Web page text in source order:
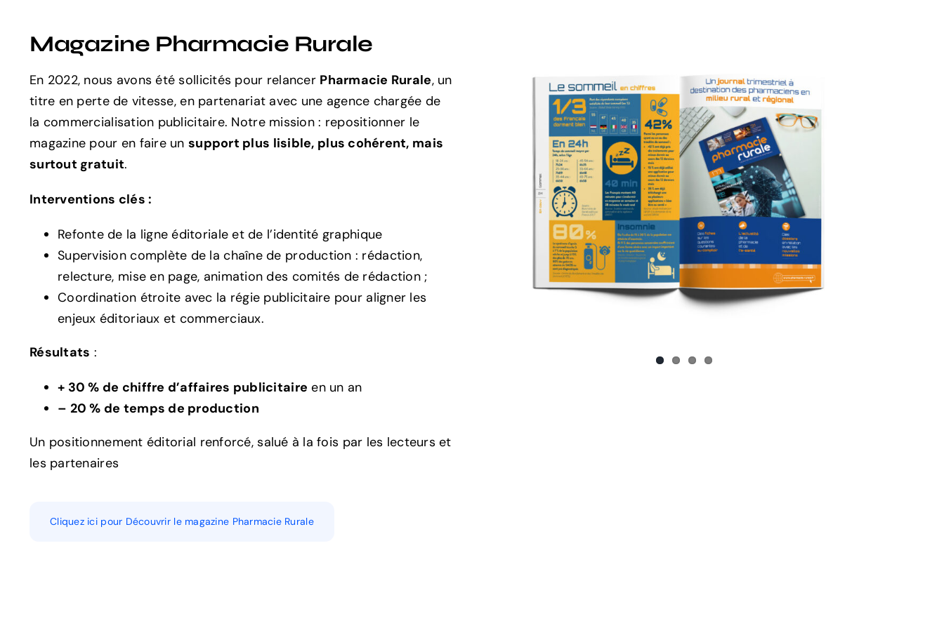
Magazine Pharmacie Rurale
En 2022, nous avons été sollicités pour relancer Pharmacie Rurale, un
titre en perte de vitesse, en partenariat avec une agence chargée de
la commercialisation publicitaire. Notre mission : repositionner le
magazine pour en faire unsupport plus lisible, plus cohérent, mais
surtout gratuit.
Interventions clés :
Refonte de la ligne éditoriale et de l’identité graphique
Supervision complète de la chaîne de production : rédaction,
relecture, mise en page, animation des comités de rédaction ;
Coordination étroite avec la régie publicitaire pour aligner les
enjeux éditoriaux et commerciaux.
Résultats :
+ 30 % de chiffre d’affaires publicitaire en un an
– 20 % de temps de production
Un positionnement éditorial renforcé, salué à la fois par les lecteurs et
les partenaires
Cliquez ici pour Découvrir le magazine Pharmacie Rurale